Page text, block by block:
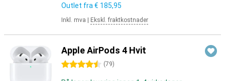
Outlet fra € 185,95
Inkl. mva Ekskl. fraktkostnader
Apple AirPods 4 Hvit
4.5 stjerner (79)